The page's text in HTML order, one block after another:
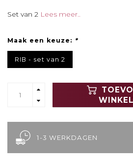
Set van 2 Lees meer..
Maak een keuze: *
RIB - set van 2
1-3 WERKDAGEN